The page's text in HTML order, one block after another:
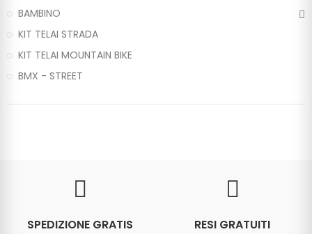
BAMBINO
KIT TELAI STRADA
KIT TELAI MOUNTAIN BIKE
BMX - STREET
SPEDIZIONE GRATIS RESI GRATUITI